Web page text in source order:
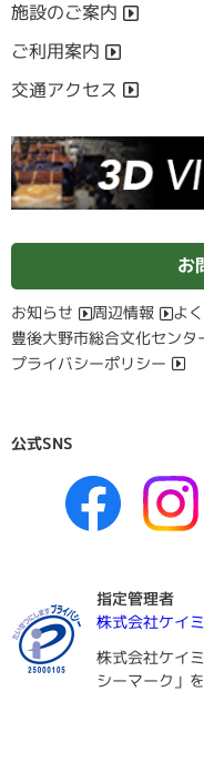
施設のご案内
ご利用案内
交通アクセス
お
お知らせ 周辺情報 よ
豊後大野市総合文化センタ
プライバシーポリシー
公式SNS
指定管理者
株式会社ケイ
株式会社ケイ
シーマーク」